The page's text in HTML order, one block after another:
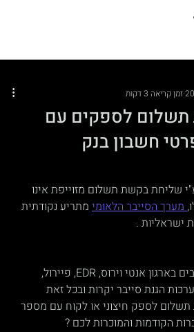
לספקים עם
חשבון בנק
זמן קריאה 3 דקות
שליחת בקשת תשלום מזוייפת אינו
מערך הסייבר הלאומי מתריע נקודתית
ישראליות .
התקנתם על כלל המחשבים בארגון אנטי וירוס, EDR, פיירול,
הגנת סייבר יקרות ובכל זאת
לספק חיצוני או לקוח עם מספר
הקודמות והמוכרות לכם ?